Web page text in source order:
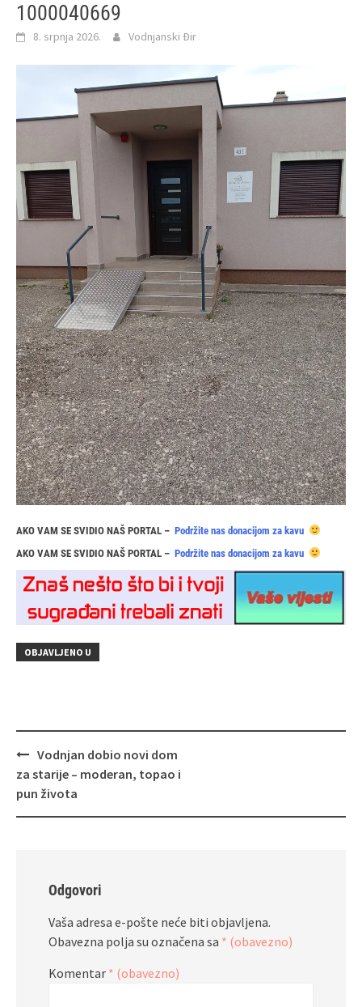
1000040669
8. srpnja 2026. Vodnjanski Đir
AKO VAM SE SVIDIO NAŠ PORTAL – Podržite nas donacijom za kavu
AKO VAM SE SVIDIO NAŠ PORTAL – Podržite nas donacijom za kavu
OBJAVLJENO U
Navigacija
objava
Vodnjan dobio novi dom
za starije – moderan, topao i
pun života
Odgovori
Vaša adresa e-pošte neće biti objavljena.
Obavezna polja su označena sa * (obavezno)
Komentar * (obavezno)